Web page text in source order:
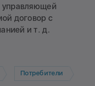
управляющей
договор с
и т. д.
Потребители